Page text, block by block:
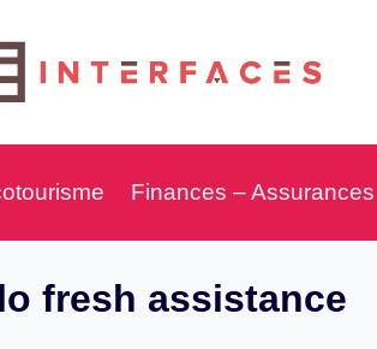
Finances – Assurances
fresh assistance